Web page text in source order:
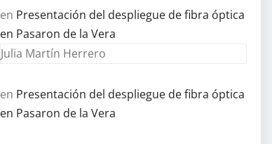
en Presentación del despliegue de fibra óptica
en Pasaron de la Vera
Julia Martín Herrero
en Presentación del despliegue de fibra óptica
en Pasaron de la Vera